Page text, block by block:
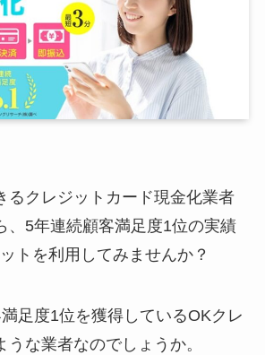
るクレジットカード現金化業者
、5年連続顧客満足度1位の実績
トを利用してみませんか？
足度1位を獲得しているOKクレ
うな業者なのでしょうか。